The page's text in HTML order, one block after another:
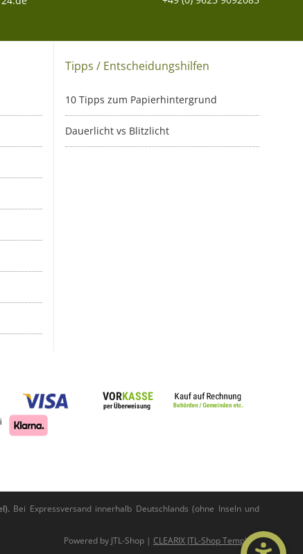
Tipps / Entscheidungshilfen
10 Tipps zum Papierhintergrund
Dauerlicht vs Blitzlicht
Bei Expressversand innerhalb Deutschlands (ohne Inseln und
Powered by JTL-Shop | CLEARIX JTL-Shop Template